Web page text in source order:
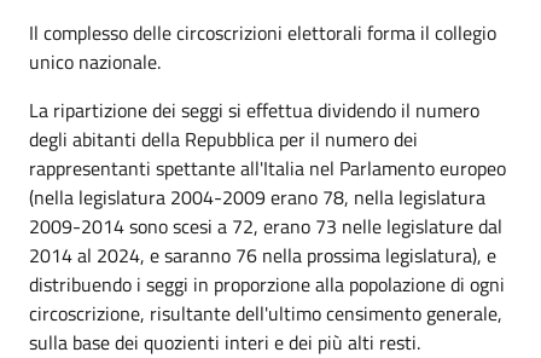
Il complesso delle circoscrizioni elettorali forma il collegio
unico nazionale.
La ripartizione dei seggi si effettua dividendo il numero
degli abitanti della Repubblica per il numero dei
rappresentanti spettante all'Italia nel Parlamento europeo
(nella legislatura 2004-2009 erano 78, nella legislatura
2009-2014 sono scesi a 72, erano 73 nelle legislature dal
2014 al 2024, e saranno 76 nella prossima legislatura), e
distribuendo i seggi in proporzione alla popolazione di ogni
circoscrizione, risultante dell'ultimo censimento generale,
sulla base dei quozienti interi e dei più alti resti.